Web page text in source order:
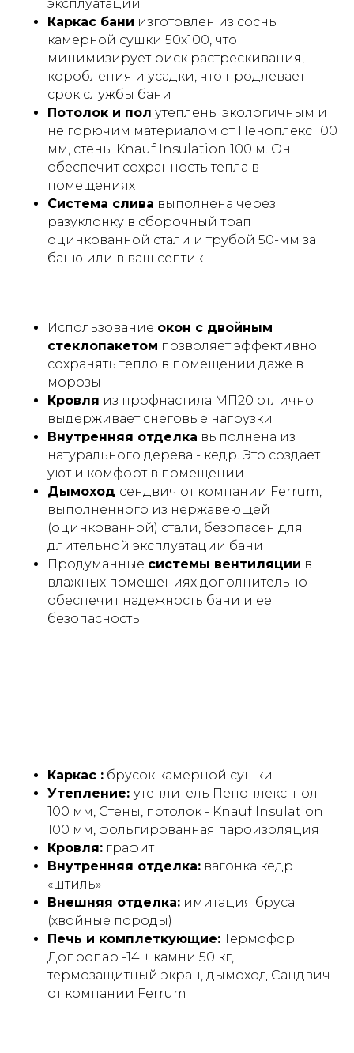
эксплуатации
Каркас бани изготовлен из сосны
камерной сушки 50х100, что
минимизирует риск растрескивания,
коробления и усадки, что продлевает
срок службы бани
Потолок и пол утеплены экологичным и
не горючим материалом от Пеноплекс 100
мм, стены Knauf Insulation 100 м. Он
обеспечит сохранность тепла в
помещениях
Система слива выполнена через
разуклонку в сборочный трап
оцинкованной стали и трубой 50-мм за
баню или в ваш септик
Использование окон с двойным
стеклопакетом позволяет эффективно
сохранять тепло в помещении даже в
морозы
Кровля из профнастила МП20 отлично
выдерживает снеговые нагрузки
Внутренняя отделка выполнена из
натурального дерева - кедр. Это создает
уют и комфорт в помещении
Дымоход сендвич от компании Ferrum,
выполненного из нержавеющей
(оцинкованной) стали, безопасен для
длительной эксплуатации бани
Продуманные системы вентиляции в
влажных помещениях дополнительно
обеспечит надежность бани и ее
безопасность
Каркас : брусок камерной сушки
Утепление: утеплитель Пеноплекс: пол -
100 мм, Стены, потолок - Knauf Insulation
100 мм, фольгированная пароизоляция
Кровля: графит
Внутренняя отделка: вагонка кедр
«штиль»
Внешняя отделка: имитация бруса
(хвойные породы)
Печь и комплеткующие: Термофор
Допропар -14 + камни 50 кг,
термозащитный экран, дымоход Сандвич
от компании Ferrum
Преимущества модели
«Комфорт»